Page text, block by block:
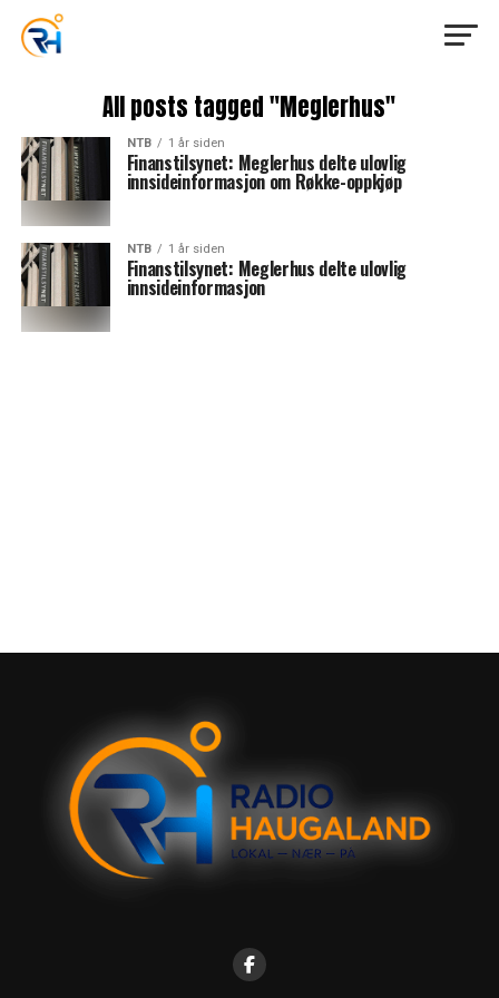
All posts tagged "Meglerhus"
NTB 1 år siden
Finanstilsynet: Meglerhus delte ulovlig
innsideinformasjon om Røkke-oppkjøp
NTB 1 år siden
Finanstilsynet: Meglerhus delte ulovlig
innsideinformasjon